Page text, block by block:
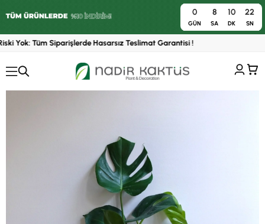
0
GÜN
8
SA
10
DK
22
SN
Yok: Tüm Siparişlerde Hasarsız Teslimat Garantisi !